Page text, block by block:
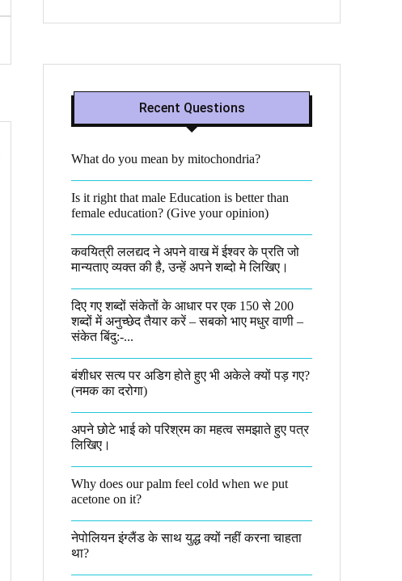
Recent Questions
What do you mean by mitochondria?​
Is it right that male Education is better than
female education? (Give your opinion)
कवयित्री ललद्यद ने अपने वाख में ईश्वर के प्रति जो
मान्यताए व्यक्त की है, उन्हें अपने शब्दो मे लिखिए।
दिए गए शब्दों संकेतों के आधार पर एक 150 से 200
शब्दों में अनुच्छेद तैयार करें – सबको भाए मधुर वाणी –
संकेत बिंदु:-...
बंशीधर सत्य पर अडिग होते हुए भी अकेले क्यों पड़ गए?
(नमक का दरोगा)
अपने छोटे भाई को परिश्रम का महत्व समझाते हुए पत्र
लिखिए।
Why does our palm feel cold when we put
acetone on it?
नेपोलियन इंग्लैंड के साथ युद्ध क्यों नहीं करना चाहता
था​?